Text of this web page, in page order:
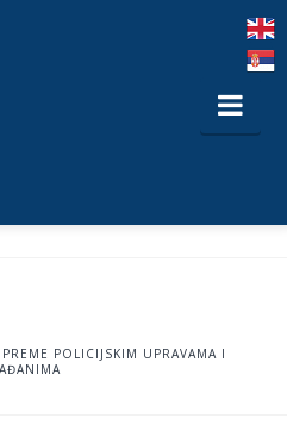
POLICIJSKIM UPRAVAMA I